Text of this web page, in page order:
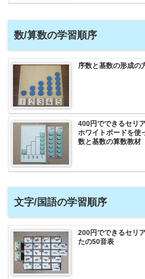
数/算数の学習順序
序数と基数の形成の
400円でできるセリ
ホワイトボードを使
数と基数の算数教材
文字/国語の学習順序
200円でできるセリ
たの50音表